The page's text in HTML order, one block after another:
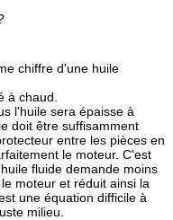
chiffre d'une huile
à chaud.
l'huile sera épaisse à
doit être suffisamment
entre les pièces en
le moteur. C'est
fluide demande moins
moteur et réduit ainsi la
une équation difficile à
milieu.